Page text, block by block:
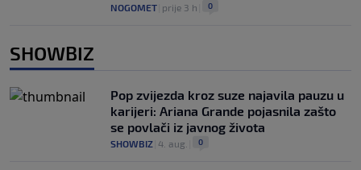
NOGOMET prije 3 h 0
SHOWBIZ
Pop zvijezda kroz suze najavila pauzu u
karijeri: Ariana Grande pojasnila zašto
se povlači iz javnog života
SHOWBIZ 4. aug. 0